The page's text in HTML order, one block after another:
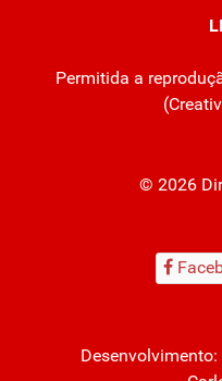
Permitida a
(
© 2026
Desenvolvimento: